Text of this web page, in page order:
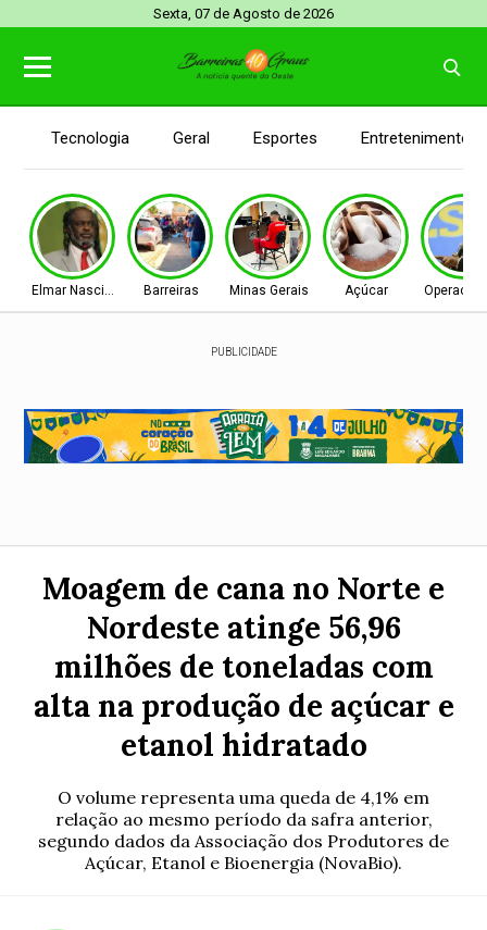
Sexta, 07 de Agosto de 2026
Tecnologia Geral Esportes Entretenimento
Elmar Nascimento Barreiras Minas Gerais Açúcar Operação
PUBLICIDADE
Moagem de cana no Norte e
Nordeste atinge 56,96
milhões de toneladas com
alta na produção de açúcar e
etanol hidratado
O volume representa uma queda de 4,1% em
relação ao mesmo período da safra anterior,
segundo dados da Associação dos Produtores de
Açúcar, Etanol e Bioenergia (NovaBio).